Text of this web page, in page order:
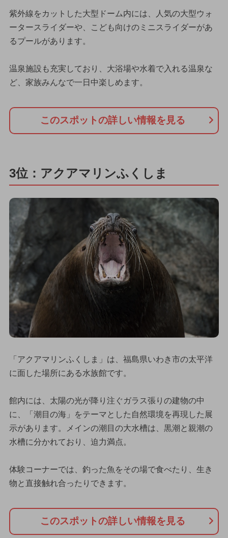
紫外線をカットした大型ドーム内には、人気の大型ウォ
ータースライダーや、こども向けのミニスライダーがあ
るプールがあります。
温泉施設も充実しており、大浴場や水着で入れる温泉な
ど、家族みんなで一日中楽しめます。
このスポットの詳しい情報を見る
3位：アクアマリンふくしま
「アクアマリンふくしま」は、福島県いわき市の太平洋
に面した場所にある水族館です。
館内には、太陽の光が降り注ぐガラス張りの建物の中
に、「潮目の海」をテーマとした自然環境を再現した展
示があります。メインの潮目の大水槽は、黒潮と親潮の
水槽に分かれており、迫力満点。
体験コーナーでは、釣った魚をその場で食べたり、生き
物と直接触れ合ったりできます。
このスポットの詳しい情報を見る